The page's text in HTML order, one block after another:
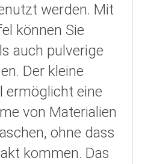
werden. Mit
können Sie
auch pulverige
Der kleine
ermöglicht eine
von Materialien
ohne dass
kommen. Das